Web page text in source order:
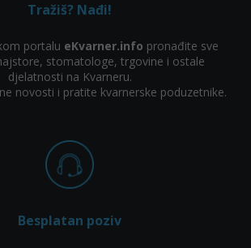
Tražiš? Nađi!
portalu eKvarner.info pronađite sve
stomatologe, trgovine i ostale
djelatnosti na Kvarneru.
novosti i pratite kvarnerske poduzetnike.
Besplatan poziv